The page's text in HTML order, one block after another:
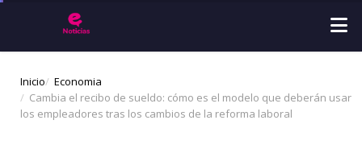
Inicio
Economia
Cambia el recibo de sueldo: cómo es el modelo que deberán usar
los empleadores tras los cambios de la reforma laboral